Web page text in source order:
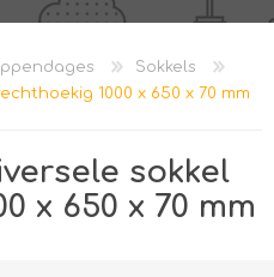
Sokkels
1000 x 650 x 70 mm
sokkel
x 650 x 70 mm